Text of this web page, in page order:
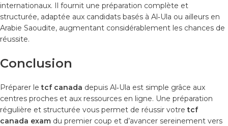
internationaux. Il fournit une préparation complète et
structurée, adaptée aux candidats basés à Al‑Ula ou ailleurs en
Arabie Saoudite, augmentant considérablement les chances de
réussite.
Conclusion
Préparer letcf canada depuis Al‑Ula est simple grâce aux
centres proches et aux ressources en ligne. Une préparation
régulière et structurée vous permet de réussir votretcf
canada exam du premier coup et d’avancer sereinement vers